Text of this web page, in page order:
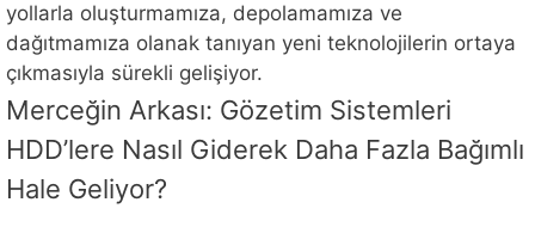
yollarla oluşturmamıza, depolamamıza ve
dağıtmamıza olanak tanıyan yeni teknolojilerin ortaya
çıkmasıyla sürekli gelişiyor.
Merceğin Arkası: Gözetim Sistemleri
HDD’lere Nasıl Giderek Daha Fazla Bağımlı
Hale Geliyor?